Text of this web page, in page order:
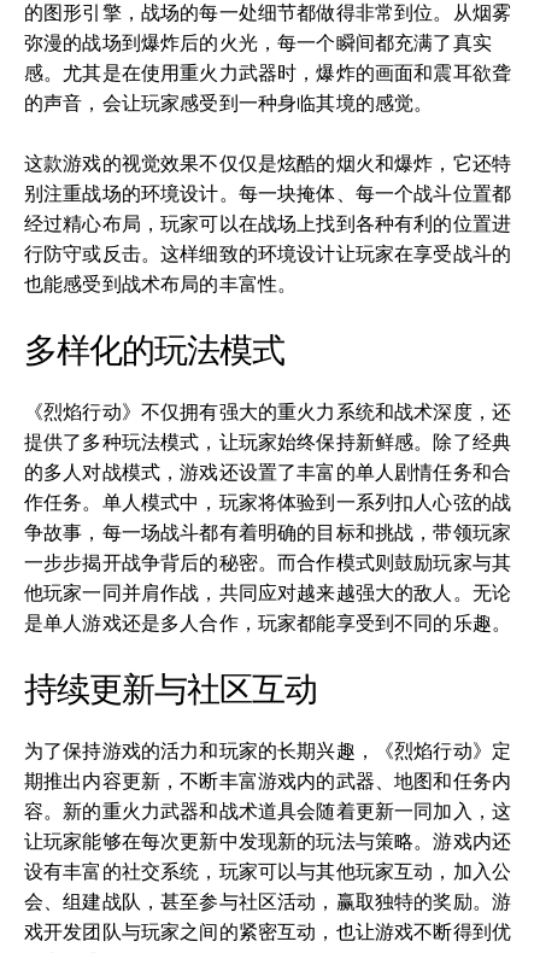
的图形引擎，战场的每一处细节都做得非常到位。从烟雾
弥漫的战场到爆炸后的火光，每一个瞬间都充满了真实
感。尤其是在使用重火力武器时，爆炸的画面和震耳欲聋
的声音，会让玩家感受到一种身临其境的感觉。
这款游戏的视觉效果不仅仅是炫酷的烟火和爆炸，它还特
别注重战场的环境设计。每一块掩体、每一个战斗位置都
经过精心布局，玩家可以在战场上找到各种有利的位置进
行防守或反击。这样细致的环境设计让玩家在享受战斗的
也能感受到战术布局的丰富性。
多样化的玩法模式
《烈焰行动》不仅拥有强大的重火力系统和战术深度，还
提供了多种玩法模式，让玩家始终保持新鲜感。除了经典
的多人对战模式，游戏还设置了丰富的单人剧情任务和合
作任务。单人模式中，玩家将体验到一系列扣人心弦的战
争故事，每一场战斗都有着明确的目标和挑战，带领玩家
一步步揭开战争背后的秘密。而合作模式则鼓励玩家与其
他玩家一同并肩作战，共同应对越来越强大的敌人。无论
是单人游戏还是多人合作，玩家都能享受到不同的乐趣。
持续更新与社区互动
为了保持游戏的活力和玩家的长期兴趣，《烈焰行动》定
期推出内容更新，不断丰富游戏内的武器、地图和任务内
容。新的重火力武器和战术道具会随着更新一同加入，这
让玩家能够在每次更新中发现新的玩法与策略。游戏内还
设有丰富的社交系统，玩家可以与其他玩家互动，加入公
会、组建战队，甚至参与社区活动，赢取独特的奖励。游
戏开发团队与玩家之间的紧密互动，也让游戏不断得到优